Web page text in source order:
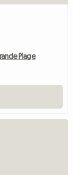
Plage